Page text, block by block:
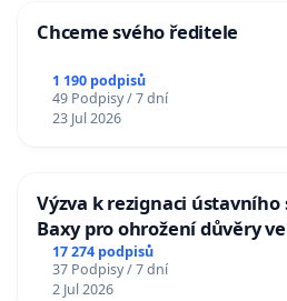
Chceme svého ředitele
1 190 podpisů
49 Podpisy / 7 dní
23 Jul 2026
Výzva k rezignaci ústavního
Baxy pro ohrožení důvěry
17 274 podpisů
37 Podpisy / 7 dní
2 Jul 2026